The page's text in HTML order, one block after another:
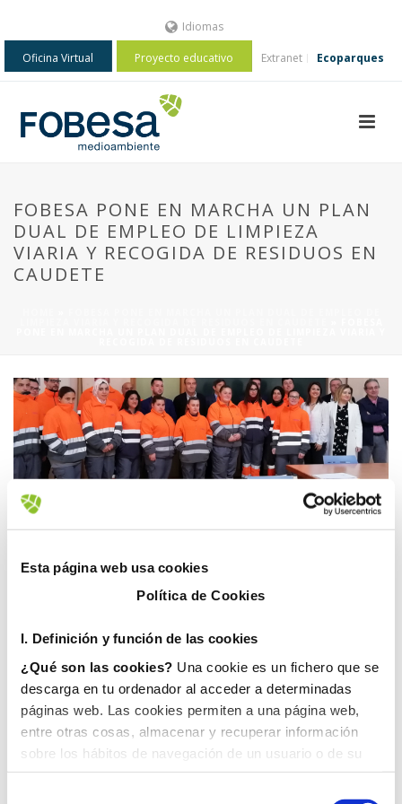
Esta página web usa cookies
Política de Cookies
I. Definición y función de las cookies
¿Qué son las cookies? Una cookie es un fichero que se
descarga en tu ordenador al acceder a determinadas
páginas web. Las cookies permiten a una página web,
entre otras cosas, almacenar y recuperar información
sobre los hábitos de navegación de un usuario o de su
equipo y, dependiendo de la información que contengan y
de la forma en que utilice su equipo, pueden utilizarse
Idiomas
Oficina Virtual Proyecto educativo Extranet Ecoparques
FOBESA PONE EN MARCHA UN PLAN
DUAL DE EMPLEO DE LIMPIEZA
VIARIA Y RECOGIDA DE RESIDUOS EN
CAUDETE
12 marzo, 2020